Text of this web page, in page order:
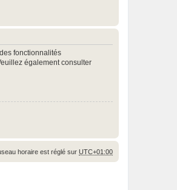
fonctionnalités
également consulter
horaire est réglé sur UTC+01:00